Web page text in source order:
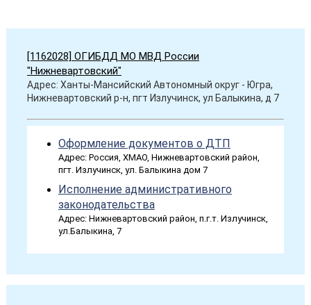
[1162028] ОГИБДД МО МВД России
"Нижневартовский"
Адрес: Ханты-Мансийский Автономный округ - Югра,
Нижневартовский р-н, пгт Излучинск, ул Балыкина, д 7
Оформление документов о ДТП
Адрес: Россия, ХМАО, Нижневартовский район,
пгт. Излучинск, ул. Балыкина дом 7
Исполнение административного
законодательства
Адрес: Нижневартовский район, п.г.т. Излучинск,
ул.Балыкина, 7